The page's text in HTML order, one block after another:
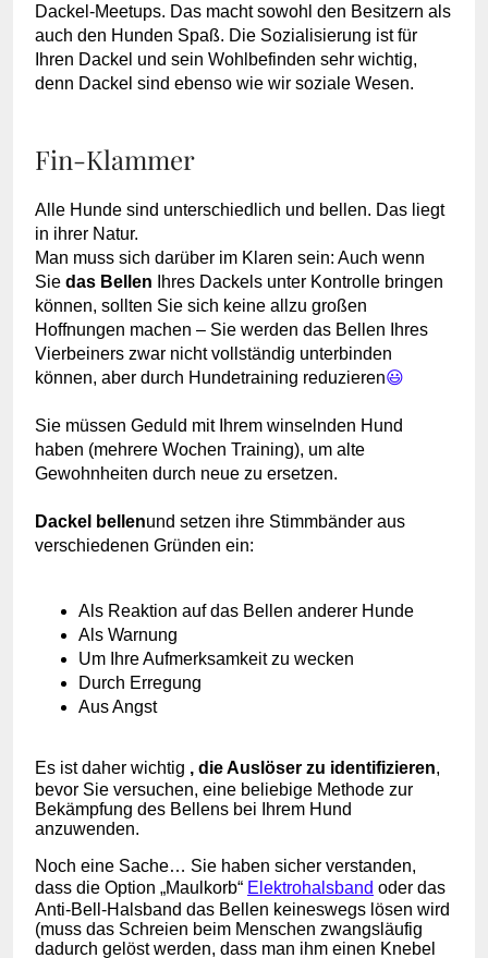
Dackel-Meetups. Das macht sowohl den Besitzern als
auch den Hunden Spaß. Die Sozialisierung ist für
Ihren Dackel und sein Wohlbefinden sehr wichtig,
denn Dackel sind ebenso wie wir soziale Wesen.
Fin-Klammer
Alle Hunde sind unterschiedlich und bellen. Das liegt
in ihrer Natur.
Man muss sich darüber im Klaren sein: Auch wenn
Sie das Bellen Ihres Dackels unter Kontrolle bringen
können, sollten Sie sich keine allzu großen
Hoffnungen machen – Sie werden das Bellen Ihres
Vierbeiners zwar nicht vollständig unterbinden
können, aber durch Hundetraining reduzieren😃
Sie müssen Geduld mit Ihrem winselnden Hund
haben (mehrere Wochen Training), um alte
Gewohnheiten durch neue zu ersetzen.
Dackel bellenund setzen ihre Stimmbänder aus
verschiedenen Gründen ein:
Als Reaktion auf das Bellen anderer Hunde
Als Warnung
Um Ihre Aufmerksamkeit zu wecken
Durch Erregung
Aus Angst
Es ist daher wichtig , die Auslöser zu identifizieren,
bevor Sie versuchen, eine beliebige Methode zur
Bekämpfung des Bellens bei Ihrem Hund
anzuwenden.
Noch eine Sache… Sie haben sicher verstanden,
dass die Option „Maulkorb“ Elektrohalsband oder das
Anti-Bell-Halsband das Bellen keineswegs lösen wird
(muss das Schreien beim Menschen zwangsläufig
dadurch gelöst werden, dass man ihm einen Knebel